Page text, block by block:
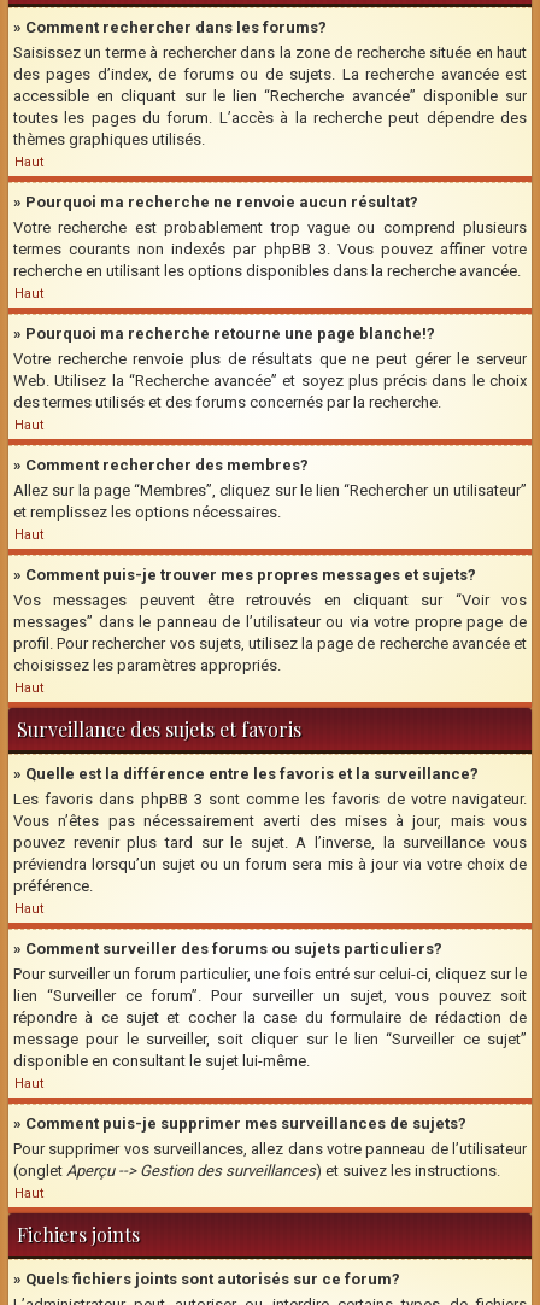
» Comment rechercher dans les forums?
Saisissez un terme à rechercher dans la zone de recherche située en haut
des pages d’index, de forums ou de sujets. La recherche avancée est
accessible en cliquant sur le lien “Recherche avancée” disponible sur
toutes les pages du forum. L’accès à la recherche peut dépendre des
thèmes graphiques utilisés.
Haut
» Pourquoi ma recherche ne renvoie aucun résultat?
Votre recherche est probablement trop vague ou comprend plusieurs
termes courants non indexés par phpBB 3. Vous pouvez affiner votre
recherche en utilisant les options disponibles dans la recherche avancée.
Haut
» Pourquoi ma recherche retourne une page blanche!?
Votre recherche renvoie plus de résultats que ne peut gérer le serveur
Web. Utilisez la “Recherche avancée” et soyez plus précis dans le choix
des termes utilisés et des forums concernés par la recherche.
Haut
» Comment rechercher des membres?
Allez sur la page “Membres”, cliquez sur le lien “Rechercher un utilisateur”
et remplissez les options nécessaires.
Haut
» Comment puis-je trouver mes propres messages et sujets?
Vos messages peuvent être retrouvés en cliquant sur “Voir vos
messages” dans le panneau de l’utilisateur ou via votre propre page de
profil. Pour rechercher vos sujets, utilisez la page de recherche avancée et
choisissez les paramètres appropriés.
Haut
Surveillance des sujets et favoris
» Quelle est la différence entre les favoris et la surveillance?
Les favoris dans phpBB 3 sont comme les favoris de votre navigateur.
Vous n’êtes pas nécessairement averti des mises à jour, mais vous
pouvez revenir plus tard sur le sujet. A l’inverse, la surveillance vous
préviendra lorsqu’un sujet ou un forum sera mis à jour via votre choix de
préférence.
Haut
» Comment surveiller des forums ou sujets particuliers?
Pour surveiller un forum particulier, une fois entré sur celui-ci, cliquez sur le
lien “Surveiller ce forum”. Pour surveiller un sujet, vous pouvez soit
répondre à ce sujet et cocher la case du formulaire de rédaction de
message pour le surveiller, soit cliquer sur le lien “Surveiller ce sujet”
disponible en consultant le sujet lui-même.
Haut
» Comment puis-je supprimer mes surveillances de sujets?
Pour supprimer vos surveillances, allez dans votre panneau de l’utilisateur
(onglet Aperçu --> Gestion des surveillances) et suivez les instructions.
Haut
Fichiers joints
» Quels fichiers joints sont autorisés sur ce forum?